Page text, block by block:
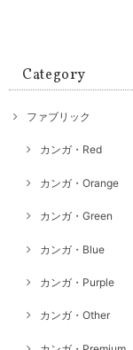
Category
ファブリック
カンガ・Red
カンガ・Orange
カンガ・Green
カンガ・Blue
カンガ・Purple
カンガ・Other